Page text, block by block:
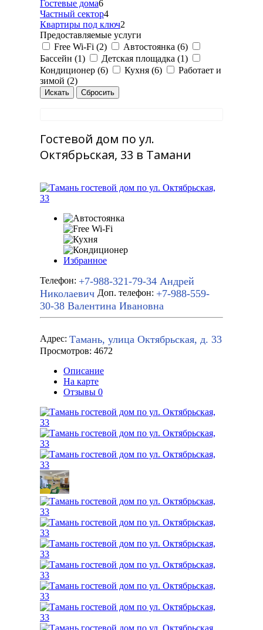
Гостевые дома6
Частный сектор4
Квартиры под ключ2
Предоставляемые услуги
Free Wi-Fi (2)
Автостоянка (6)
Бассейн (1)
Детская площадка (1)
Кондиционер (6)
Кухня (6)
Работает и
зимой (2)
Гостевой дом по ул.
Октябрьская, 33 в Тамани
Избранное
Телефон: +7-988-321-79-34 Андрей
Николаевич Доп. телефон: +7-988-559-
30-38 Валентина Ивановна
Адрес: Тамань, улица Октябрьская, д. 33
Просмотров: 4672
Описание
На карте
Отзывы 0